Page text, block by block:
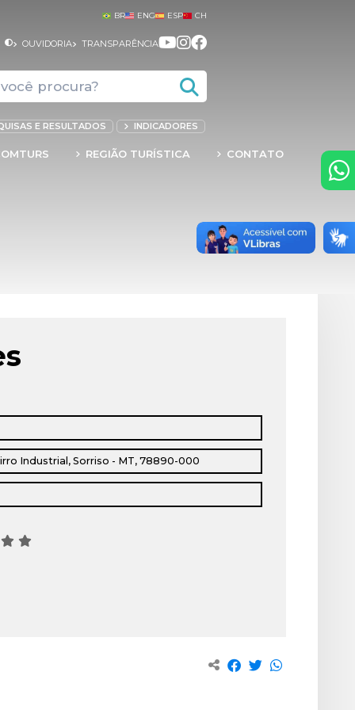
OUVIDORIA TRANSPARÊNCIA
BR ENG ESP CH
E RESULTADOS INDICADORES
REGIÃO TURÍSTICA CONTATO
Industrial, Sorriso - MT, 78890-000